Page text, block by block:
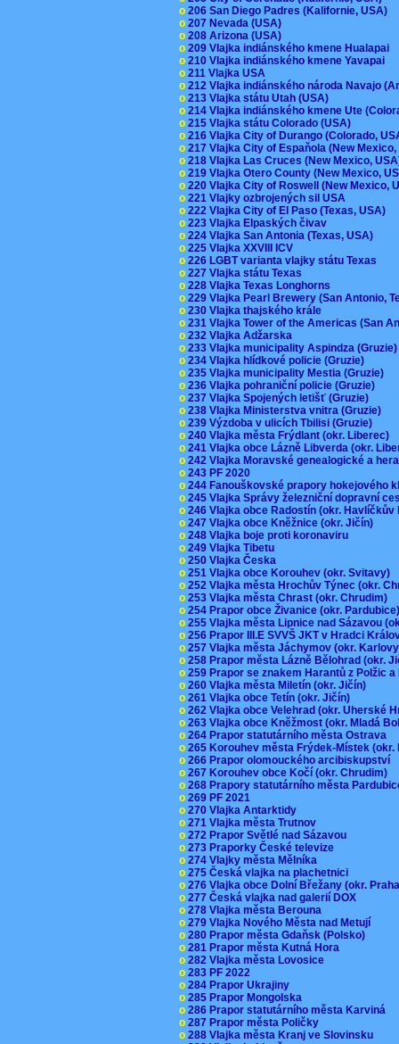
o 206 San Diego Padres (Kalifornie, USA)
o 207 Nevada (USA)
o 208 Arizona (USA)
o 209 Vlajka indiánského kmene Hualapai
o 210 Vlajka indiánského kmene Yavapai
o 211 Vlajka USA
o 212 Vlajka indiánského národa Navajo
o 213 Vlajka státu Utah (USA)
o 214 Vlajka indiánského kmene Ute
o 215 Vlajka státu Colorado (USA)
o 216 Vlajka City of Durango (Colorado,
o 217 Vlajka City of Espaňola (New
o 218 Vlajka Las Cruces (New Mexico,
o 219 Vlajka Otero County (New Mexico,
o 220 Vlajka City of Roswell (New Mexico,
o 221 Vlajky ozbrojených sil USA
o 222 Vlajka City of El Paso (Texas, USA)
o 223 Vlajka Elpaských čivav
o 224 Vlajka San Antonia (Texas, USA)
o 225 Vlajka XXVIII ICV
o 226 LGBT varianta vlajky státu Texas
o 227 Vlajka státu Texas
o 228 Vlajka Texas Longhorns
o 229 Vlajka Pearl Brewery (San Antonio,
o 230 Vlajka thajského krále
o 231 Vlajka Tower of the Americas (San
o 232 Vlajka Adžarska
o 233 Vlajka municipality Aspindza
o 234 Vlajka hlídkové policie (Gruzie)
o 235 Vlajka municipality Mestia (Gruzie)
o 236 Vlajka pohraniční policie (Gruzie)
o 237 Vlajka Spojených letišť (Gruzie)
o 238 Vlajka Ministerstva vnitra (Gruzie)
o 239 Výzdoba v ulicích Tbilisi (Gruzie)
o 240 Vlajka města Frýdlant (okr. Liberec)
o 241 Vlajka obce Lázně Libverda (okr.
o 242 Vlajka Moravské genealogické a
o 243 PF 2020
o 244 Fanouškovské prapory hokejového
o 245 Vlajka Správy železniční dopravní
o 246 Vlajka obce Radostín (okr.
o 247 Vlajka obce Kněžnice (okr. Jičín)
o 248 Vlajka boje proti koronaviru
o 249 Vlajka Tibetu
o 250 Vlajka Česka
o 251 Vlajka obce Korouhev (okr. Svitavy)
o 252 Vlajka města Hrochův Týnec (okr.
o 253 Vlajka města Chrast (okr. Chrudim)
o 254 Prapor obce Živanice (okr.
o 255 Vlajka města Lipnice nad Sázavou
o 256 Prapor III.E SVVŠ JKT v Hradci
o 257 Vlajka města Jáchymov (okr.
o 258 Prapor města Lázně Bělohrad (okr.
o 259 Prapor se znakem Harantů z Polžic
o 260 Vlajka města Miletín (okr. Jičín)
o 261 Vlajka obce Tetín (okr. Jičín)
o 262 Vlajka obce Velehrad (okr. Uherské
o 263 Vlajka obce Kněžmost (okr. Mladá
o 264 Prapor statutárního města Ostrava
o 265 Korouhev města Frýdek-Místek
o 266 Prapor olomouckého arcibiskupství
o 267 Korouhev obce Kočí (okr. Chrudim)
o 268 Prapory statutárního města
o 269 PF 2021
o 270 Vlajka Antarktidy
o 271 Vlajka města Trutnov
o 272 Prapor Světlé nad Sázavou
o 273 Praporky České televize
o 274 Vlajky města Mělníka
o 275 Česká vlajka na plachetnici
o 276 Vlajka obce Dolní Břežany (okr.
o 277 Česká vlajka nad galerií DOX
o 278 Vlajka města Berouna
o 279 Vlajka Nového Města nad Metují
o 280 Prapor města Gdaňsk (Polsko)
o 281 Prapor města Kutná Hora
o 282 Vlajka města Lovosice
o 283 PF 2022
o 284 Prapor Ukrajiny
o 285 Prapor Mongolska
o 286 Prapor statutárního města Karviná
o 287 Prapor města Poličky
o 288 Vlajka města Kranj ve Slovinsku